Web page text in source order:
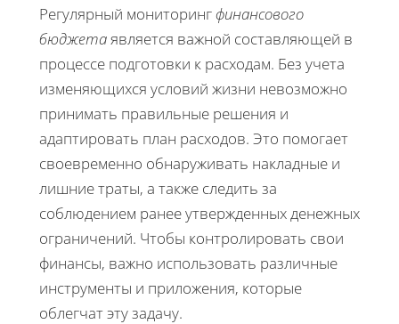
Регулярный мониторингфинансового
бюджетаявляется важной составляющей в
процессе подготовки к расходам. Без учета
изменяющихся условий жизни невозможно
принимать правильные решения и
адаптировать план расходов. Это помогает
своевременно обнаруживать накладные и
лишние траты, а также следить за
соблюдением ранее утвержденных денежных
ограничений. Чтобы контролировать свои
финансы, важно использовать различные
инструменты и приложения, которые
облегчат эту задачу.